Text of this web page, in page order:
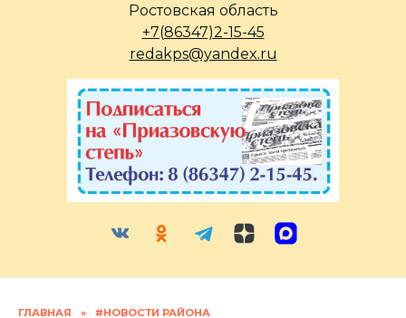
Ростовская область
+7(86347)2-15-45
redakps@yandex.ru
ГЛАВНАЯ » #НОВОСТИ РАЙОНА